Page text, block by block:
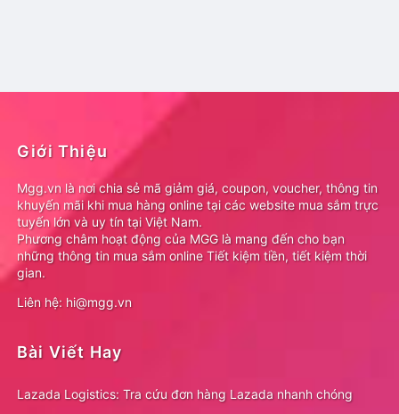
Giới Thiệu
Mgg.vn là nơi chia sẻ mã giảm giá, coupon, voucher, thông tin
khuyến mãi khi mua hàng online tại các website mua sắm trực
tuyến lớn và uy tín tại Việt Nam.
Phương châm hoạt động của MGG là mang đến cho bạn
những thông tin mua sắm online Tiết kiệm tiền, tiết kiệm thời
gian.
Liên hệ: hi@mgg.vn
Bài Viết Hay
Lazada Logistics: Tra cứu đơn hàng Lazada nhanh chóng